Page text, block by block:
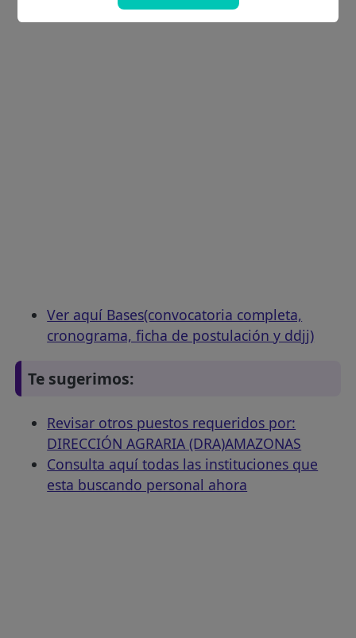
Ver aquí Bases(convocatoria completa,
cronograma, ficha de postulación y ddjj)
Te sugerimos:
Revisar otros puestos requeridos por:
DIRECCIÓN AGRARIA (DRA)AMAZONAS
Consulta aquí todas las instituciones que
esta buscando personal ahora